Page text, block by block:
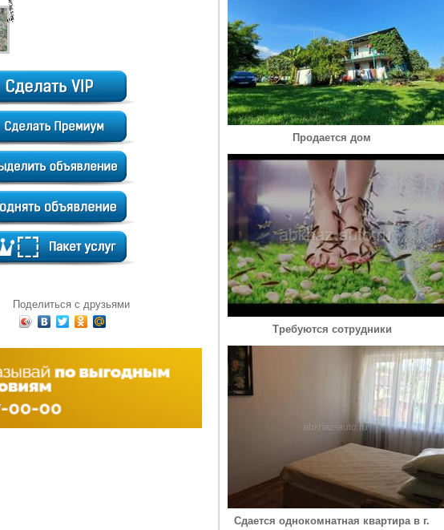
Поделиться с друзьями
Продается дом
Требуются сотрудники
Сдается однокомнатная квартира в г.